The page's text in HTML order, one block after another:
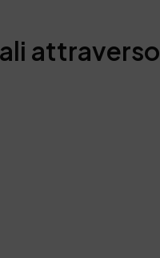
attraverso